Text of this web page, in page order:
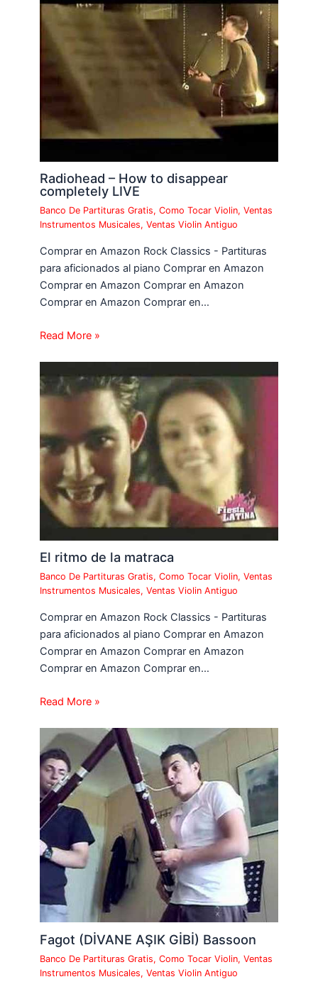
Radiohead – How to disappear
completely LIVE
Banco De Partituras Gratis,Como Tocar Violin,Ventas
Instrumentos Musicales,Ventas Violin Antiguo
Comprar en Amazon Rock Classics - Partituras
para aficionados al piano Comprar en Amazon
Comprar en Amazon Comprar en Amazon
Comprar en Amazon Comprar en…
Read More »
El ritmo de la matraca
Banco De Partituras Gratis,Como Tocar Violin,Ventas
Instrumentos Musicales,Ventas Violin Antiguo
Comprar en Amazon Rock Classics - Partituras
para aficionados al piano Comprar en Amazon
Comprar en Amazon Comprar en Amazon
Comprar en Amazon Comprar en…
Read More »
Fagot (DİVANE AŞIK GİBİ) Bassoon
Banco De Partituras Gratis,Como Tocar Violin,Ventas
Instrumentos Musicales,Ventas Violin Antiguo